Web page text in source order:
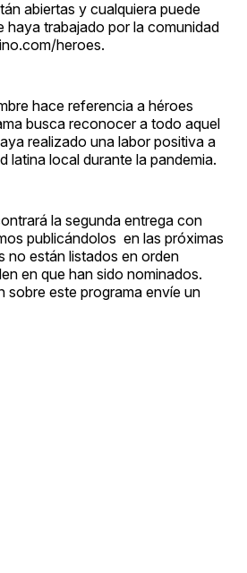
abiertas y cualquiera puede
haya trabajado por la comunidad
heroes.
hace referencia a héroes
busca reconocer a todo aquel
realizado una labor positiva a
latina local durante la pandemia.
la segunda entrega con
publicándolos en las próximas
no están listados en orden
en que han sido nominados.
sobre este programa envíe un